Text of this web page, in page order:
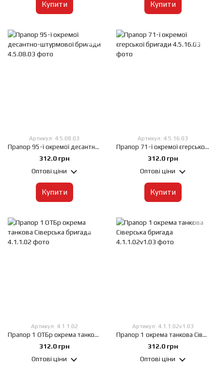
Купити Купити
Артикул: 4.5.08.03
Прапор 95-ї окремої десантно-штурмової бригади, 60х90 см, Штучний шовк 50 г/м², Сублімаційний друк, односторонній, Кишеня під древко зліва
312.0 грн
Оптові ціни
Купити
Артикул: 4.5.16.03
Прапор 71-ї окремої єгерської бригади, 60х90 см, Штучний шовк 50 г/м², Сублімаційний друк, односторонній, Кишеня під древко зліва
312.0 грн
Оптові ціни
Купити
Артикул: 4.1.1.02
Прапор 1 ОТБр окрема танкова Сіверська бригада, 60х90 см, Штучний шовк 50 г/м², Сублімаційний друк, односторонній, Кишеня під древко зліва
312.0 грн
Оптові ціни
Артикул: 4.1.1.02v1.03
Прапор 1 окрема танкова Сіверська бригада, 60х90 см, Штучний шовк 50 г/м², Сублімаційний друк, односторонній, Кишеня під древко зліва
312.0 грн
Оптові ціни